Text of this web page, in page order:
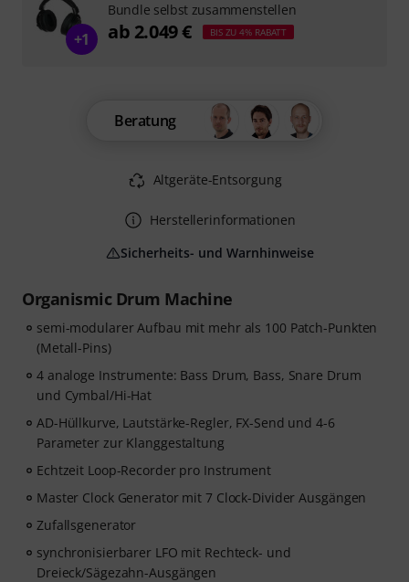
Organismic Drum Machine
semi-modularer Aufbau mit mehr als 100 Patch-Punkten
(Metall-Pins)
4 analoge Instrumente: Bass Drum, Bass, Snare Drum
und Cymbal/Hi-Hat
AD-Hüllkurve, Lautstärke-Regler, FX-Send und 4-6
Parameter zur Klanggestaltung
Echtzeit Loop-Recorder pro Instrument
Master Clock Generator mit 7 Clock-Divider Ausgängen
Zufallsgenerator
synchronisierbarer LFO mit Rechteck- und
Dreieck/Sägezahn-Ausgängen
Beratung
Altgeräte-Entsorgung
Herstellerinformationen
Sicherheits- und Warnhinweise
+1
Bundle selbst zusammenstellen
ab 2.049 € BIS ZU 4% RABATT